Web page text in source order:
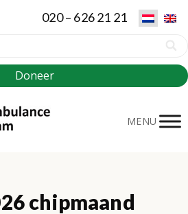
020 – 626 21 21
Doneer
MENU
chipmaand